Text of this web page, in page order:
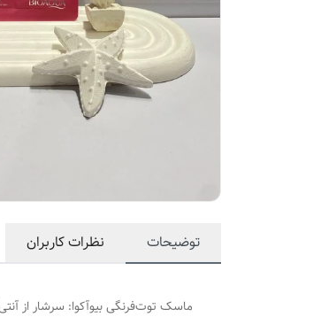
توضیحات نظرات کاربران
ماسک توت‌فرنگی بیوآکوا: سرشار از